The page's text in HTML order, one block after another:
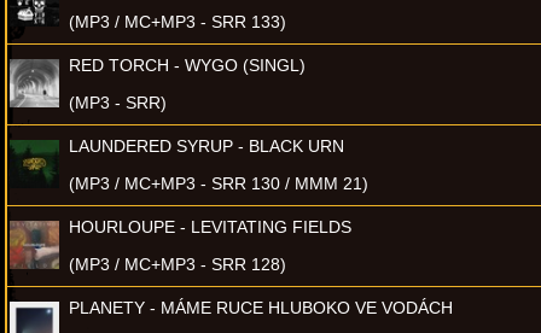
(MP3 / MC+MP3 - SRR 133)
RED TORCH - WYGO (SINGL)
(MP3 - SRR)
LAUNDERED SYRUP - BLACK URN
(MP3 / MC+MP3 - SRR 130 / MMM 21)
HOURLOUPE - LEVITATING FIELDS
(MP3 / MC+MP3 - SRR 128)
PLANETY - MÁME RUCE HLUBOKO VE VODÁCH